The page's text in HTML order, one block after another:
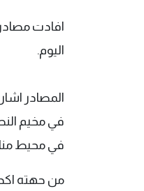
اليوم.
المصادر
في مخيم
في محيط
من حهته اكد